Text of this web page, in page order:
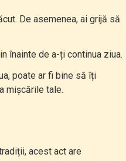
De asemenea, ai grijă să
înainte de a-ți continua ziua.
poate ar fi bine să îți
mișcările tale.
acest act are